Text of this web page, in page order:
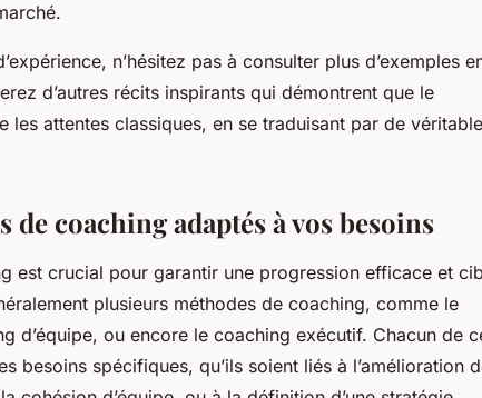
n’hésitez pas à consulter plus d’exemples
d’autres récits inspirants qui démontrent que le
les attentes classiques, en se traduisant par de
de coaching adaptés à vos besoins
est crucial pour garantir une progression efficace et
plusieurs méthodes de coaching, comme le
d’équipe, ou encore le coaching exécutif. Chacun de
besoins spécifiques, qu’ils soient liés à l’amélioration